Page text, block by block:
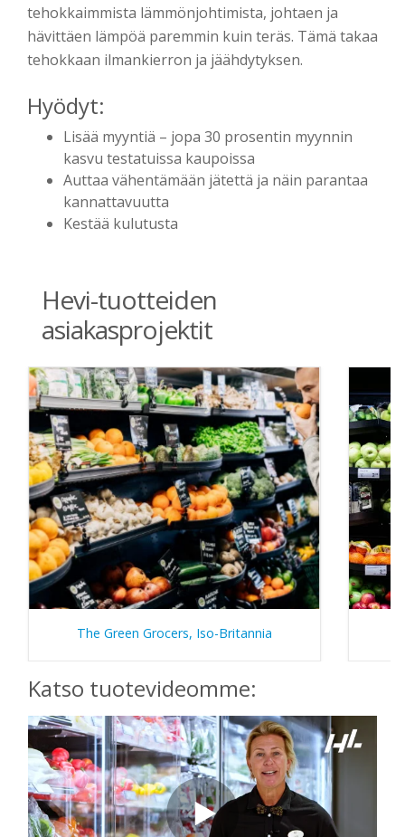
tehokkaimmista lämmönjohtimista, johtaen ja
hävittäen lämpöä paremmin kuin teräs. Tämä takaa
tehokkaan ilmankierron ja jäähdytyksen.
Hyödyt:
Lisää myyntiä – jopa 30 prosentin myynnin
kasvu testatuissa kaupoissa
Auttaa vähentämään jätettä ja näin parantaa
kannattavuutta
Kestää kulutusta
Hevi-tuotteiden
asiakasprojektit
The Green Grocers, Iso-Britannia
Katso tuotevideomme: